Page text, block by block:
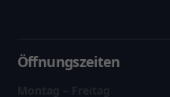
Öffnungszeiten